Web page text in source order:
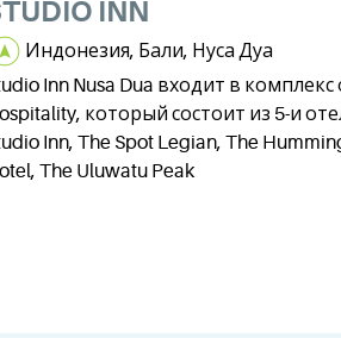
INN
Индонезия, Бали, Нуса Дуа
Inn Nusa Dua входит в комплекс
который состоит из 5-и
Inn, The Spot Legian, The
The Uluwatu Peak